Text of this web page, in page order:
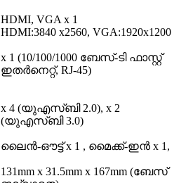
HDMI, VGA x 1
HDMI:3840 x2560, VGA:1920x1200
x 1 (10/100/1000 ബേസ്-ടി ഫാസ്റ്റ്
ഇതർനെറ്റ്, RJ-45)
x 4 (യുഎസ്ബി 2.0), x 2
(യുഎസ്ബി 3.0)
ലൈൻ-ഔട്ട് x 1 , മൈക്ക്-ഇൻ x 1,
131mm x 31.5mm x 167mm (ബേസ്